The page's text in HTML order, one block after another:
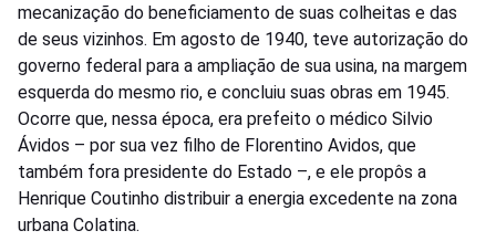
mecanização do beneficiamento de suas colheitas e das
de seus vizinhos. Em agosto de 1940, teve autorização do
governo federal para a ampliação de sua usina, na margem
esquerda do mesmo rio, e concluiu suas obras em 1945.
Ocorre que, nessa época, era prefeito o médico Silvio
Ávidos – por sua vez filho de Florentino Avidos, que
também fora presidente do Estado –, e ele propôs a
Henrique Coutinho distribuir a energia excedente na zona
urbana Colatina.